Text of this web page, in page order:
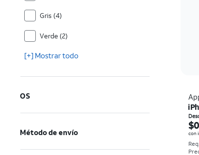
Gris (4)
Verde (2)
[+] Mostrar todo
OS
Método de envío con